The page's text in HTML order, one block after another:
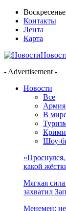
Контакты
Лента
Карта
- Advertisement -
Новости
Все
Армия
В
Шоу-
какой
Мягкая
захватил
Менемен: не